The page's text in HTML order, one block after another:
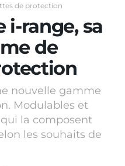
de protection
i-range, sa
de
nouvelle gamme
Modulables et
la composent
les souhaits de